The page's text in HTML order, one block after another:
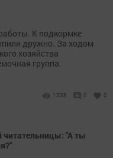
К подкормке
дружно. За ходом
хозяйства
группа.
1338 0 0
читательницы: "А ты